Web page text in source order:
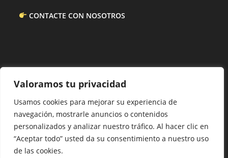
Valoramos tu privacidad
Usamos cookies para mejorar su experiencia de
navegación, mostrarle anuncios o contenidos
personalizados y analizar nuestro tráfico. Al hacer clic en
“Aceptar todo” usted da su consentimiento a nuestro uso
de las cookies.
CONTACTE CON NOSOTROS
interés. Ponemos todo nuestro corazón en lo que
hacemos.